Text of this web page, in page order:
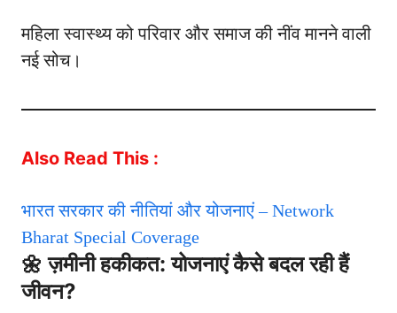
महिला स्वास्थ्य को परिवार और समाज की नींव मानने वाली
नई सोच।
Also Read This :
भारत सरकार की नीतियां और योजनाएं – Network
Bharat Special Coverage
🌼 ज़मीनी हकीकत: योजनाएं कैसे बदल रही हैं
जीवन?